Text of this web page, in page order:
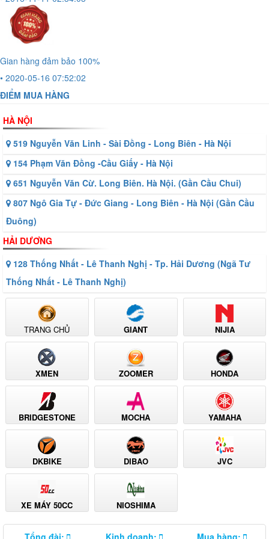
Gian hàng đảm bảo 100%
• 2020-05-16 07:52:02
ĐIỂM MUA HÀNG
HÀ NỘI
519 Nguyễn Văn Linh - Sài Đồng - Long Biên - Hà Nội
154 Phạm Văn Đồng -Cầu Giấy - Hà Nội
651 Nguyễn Văn Cừ. Long Biên. Hà Nội. (Gần Cầu Chui)
807 Ngô Gia Tự - Đức Giang - Long Biên - Hà Nội (Gần Cầu
Đuông)
HẢI DƯƠNG
128 Thống Nhất - Lê Thanh Nghị - Tp. Hải Dương (Ngã Tư
Thống Nhất - Lê Thanh Nghị)
TRANG CHỦ GIANT NIJIA
XMEN ZOOMER HONDA
BRIDGESTONE MOCHA YAMAHA
DKBIKE DIBAO JVC
XE MÁY 50CC NIOSHIMA